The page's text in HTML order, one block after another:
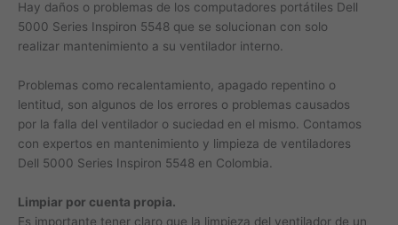
Hay daños o problemas de los computadores portátiles Dell
5000 Series Inspiron 5548 que se solucionan con solo
realizar mantenimiento a su ventilador interno.
Problemas como recalentamiento, apagado repentino o
lentitud, son algunos de los errores o problemas causados
por la falla del ventilador o suciedad en el mismo. Contamos
con expertos en mantenimiento y limpieza de ventiladores
Dell 5000 Series Inspiron 5548 en Colombia.
Limpiar por cuenta propia.
Es importante tener claro que la limpieza del ventilador de un